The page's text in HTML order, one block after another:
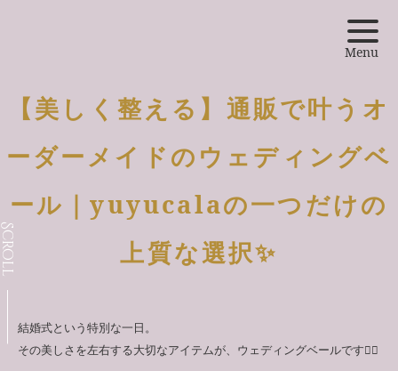
Menu
【美しく整える】通販で叶うオ
ーダーメイドのウェディングベ
ール｜yuyucalaの一つだけの
上質な選択✨
結婚式という特別な一日。
その美しさを左右する大切なアイテムが、ウェディングベールです👰‍♀️